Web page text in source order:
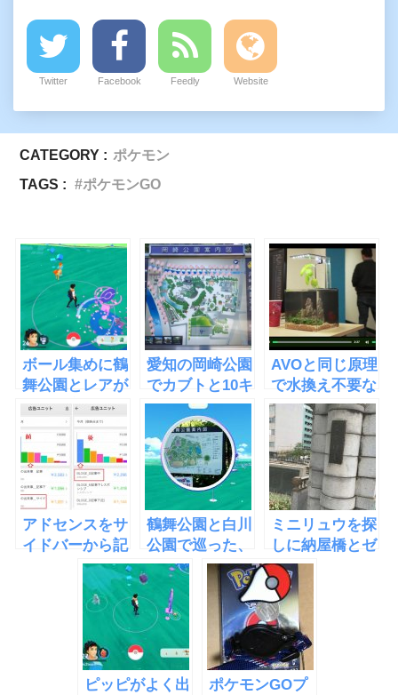
Twitter Facebook Feedly Website
CATEGORY : ポケモン
TAGS :
ポケモンGO
ボール集めに鶴
舞公園とレアが
出ると言われる
元浜公園
愛知の岡崎公園
でカブトと10キ
ロタマゴをゲッ
AVOと同じ原理
で水換え不要な
水槽
「EcoQube
C」
アドセンスをサ
イドバーから記
事中に移したら
収益が倍になっ
鶴舞公園と白川
公園で巡った、
ポケモンGOの
ポケストップ
ミニリュウを探
しに納屋橋とゼ
ニガメの聖地、
大高緑地に行っ
てきた
ピッピがよく出
ポケモンGOプ